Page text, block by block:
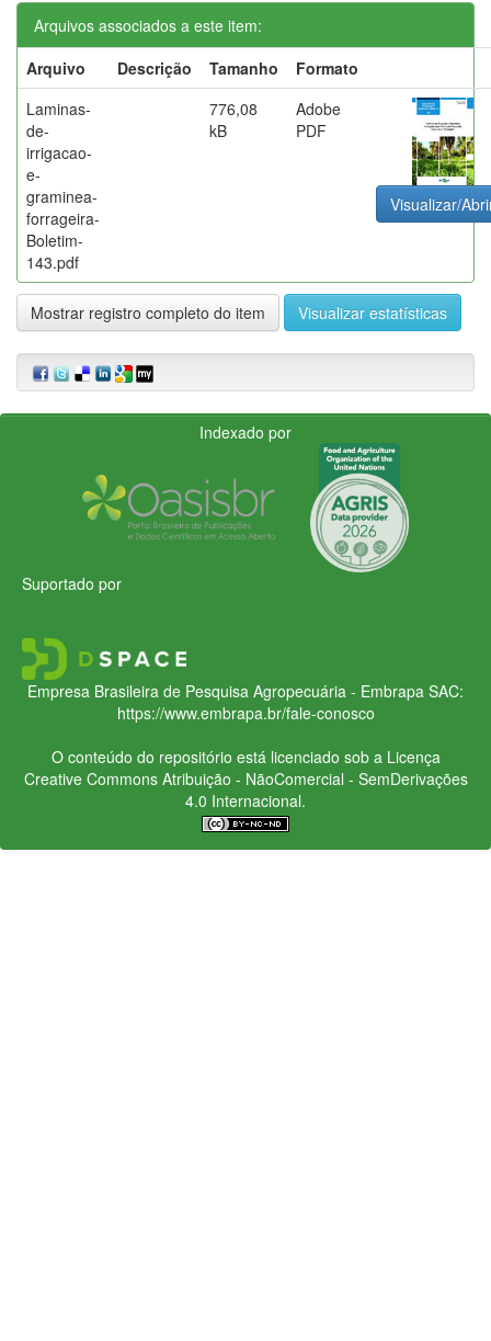
Arquivos associados a este item:
Arquivo
Descrição Tamanho
Formato
Laminas-
de-
irrigacao-
e-
graminea-
forrageira-
Boletim-
143.pdf
776,08
kB
Adobe
PDF
Visualizar/
Mostrar registro completo do item Visualizar estatísticas
Indexado por
Suportado por
Empresa Brasileira de Pesquisa Agropecuária - Embrapa SAC:
https://www.embrapa.br/fale-conosco
O conteúdo do repositório está licenciado sob a Licença
Creative CommonsAtribuição - NãoComercial - SemDerivações
4.0 Internacional.